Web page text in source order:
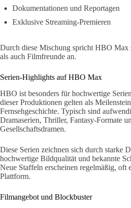
Dokumentationen und Reportagen
Exklusive Streaming-Premieren
Durch diese Mischung spricht HBO Max
als auch Filmfreunde an.
Serien-Highlights auf HBO Max
HBO ist besonders für hochwertige
dieser Produktionen gelten als
Fernsehgeschichte. Typisch sind
Dramaserien, Thriller, Fantasy-Formate
Gesellschaftsdramen.
Diese Serien zeichnen sich durch starke
hochwertige Bildqualität und bekannte
Neue Staffeln erscheinen regelmäßig, oft
Plattform.
Filmangebot und Blockbuster